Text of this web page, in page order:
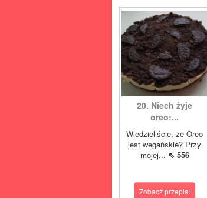
20. Niech żyje
oreo:...
Wiedzieliście, że Oreo
jest wegańskie? Przy
mojej... ⇖ 556
Zobacz przepis!